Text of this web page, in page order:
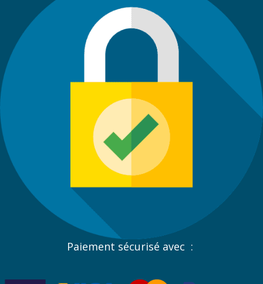
Paiement sécurisé avec :